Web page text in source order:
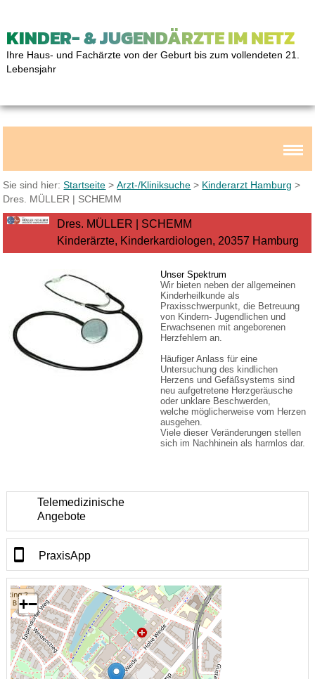
KINDER- & JUGENDÄRZTE IM NETZ
Ihre Haus- und Fachärzte von der Geburt bis zum vollendeten 21.
Lebensjahr
Sie sind hier:Startseite >Arzt-/Kliniksuche > Kinderarzt Hamburg >
Dres. MÜLLER | SCHEMM
Dres. MÜLLER | SCHEMM
Kinderärzte, Kinderkardiologen, 20357 Hamburg
Unser Spektrum
Wir bieten neben der allgemeinen
Kinderheilkunde als
Praxisschwerpunkt, die Betreuung
von Kindern- Jugendlichen und
Erwachsenen mit angeborenen
Herzfehlern an.
Häufiger Anlass für eine
Untersuchung des kindlichen
Herzens und Gefäßsystems sind
neu aufgetretene Herzgeräusche
oder unklare Beschwerden,
welche möglicherweise vom Herzen
ausgehen.
Viele dieser Veränderungen stellen
sich im Nachhinein als harmlos dar.
Telemedizinische
Angebote
PraxisApp
+−